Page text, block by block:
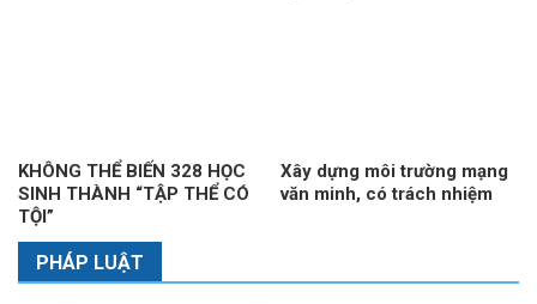
KHÔNG THỂ BIẾN 328 HỌC
SINH THÀNH “TẬP THỂ CÓ
TỘI”
Xây dựng môi trường mạng
văn minh, có trách nhiệm
PHÁP LUẬT